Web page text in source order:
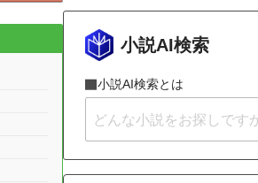
小説AI検索
小説AI検索とは